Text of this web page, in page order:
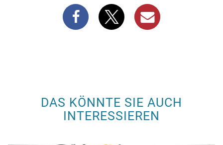
DAS KÖNNTE SIE AUCH
INTERESSIEREN